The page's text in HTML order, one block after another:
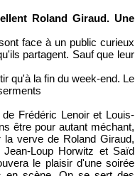
Roland Giraud. Une
face à un public curieux
partagent. Sauf que leur
qu'à la fin du week-end. Le
Frédéric Lenoir et Louis-
être pour autant méchant,
la verve de Roland Giraud,
Loup Horwitz et Saïd
le plaisir d'une soirée